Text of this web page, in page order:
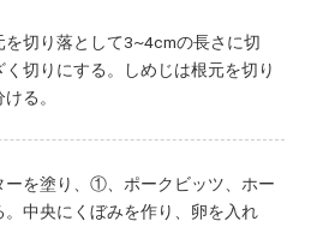
を切り落として3~4cmの長さに切
切りにする。しめじは根元を切り
る。
ーを塗り、①、ポークビッツ、ホー
。中央にくぼみを作り、卵を入れ